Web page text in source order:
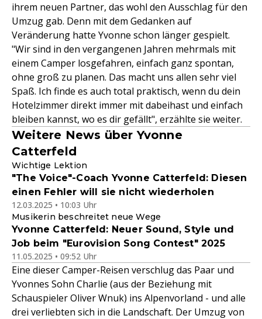
ihrem neuen Partner, das wohl den Ausschlag für den
Umzug gab. Denn mit dem Gedanken auf
Veränderung hatte Yvonne schon länger gespielt.
"Wir sind in den vergangenen Jahren mehrmals mit
einem Camper losgefahren, einfach ganz spontan,
ohne groß zu planen. Das macht uns allen sehr viel
Spaß. Ich finde es auch total praktisch, wenn du dein
Hotelzimmer direkt immer mit dabeihast und einfach
bleiben kannst, wo es dir gefällt", erzählte sie weiter.
Weitere News über Yvonne
Catterfeld
Wichtige Lektion
"The Voice"-Coach Yvonne Catterfeld: Diesen
einen Fehler will sie nicht wiederholen
12.03.2025 • 10:03 Uhr
Musikerin beschreitet neue Wege
Yvonne Catterfeld: Neuer Sound, Style und
Job beim "Eurovision Song Contest" 2025
11.05.2025 • 09:52 Uhr
Eine dieser Camper-Reisen verschlug das Paar und
Yvonnes Sohn Charlie (aus der Beziehung mit
Schauspieler Oliver Wnuk) ins Alpenvorland - und alle
drei verliebten sich in die Landschaft. Der Umzug von